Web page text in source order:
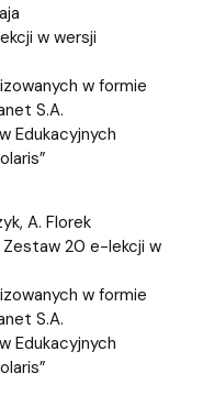
w wersji
w formie
S.A.
Edukacyjnych
A. Florek
Zestaw 20 e-lekcji w
w formie
S.A.
Edukacyjnych